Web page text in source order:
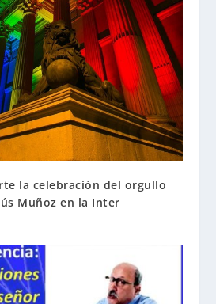
la celebración del orgullo
Muñoz en la Inter